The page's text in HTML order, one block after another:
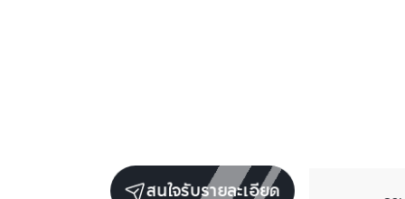
สนใจรับรายละเอียด